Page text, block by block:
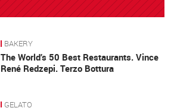
BAKERY
The World’s 50 Best Restaurants. Vince
René Redzepi. Terzo Bottura
GELATO